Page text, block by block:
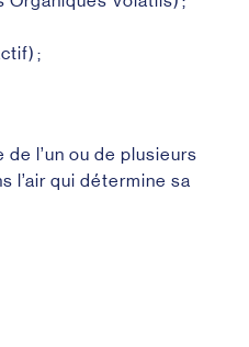
;
l’un ou de plusieurs
l’air qui détermine sa